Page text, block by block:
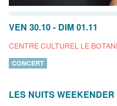
VEN 30.10 - DIM 01.11
CENTRE CULTUREL LE
CONCERT
LES NUITS WEEKENDER